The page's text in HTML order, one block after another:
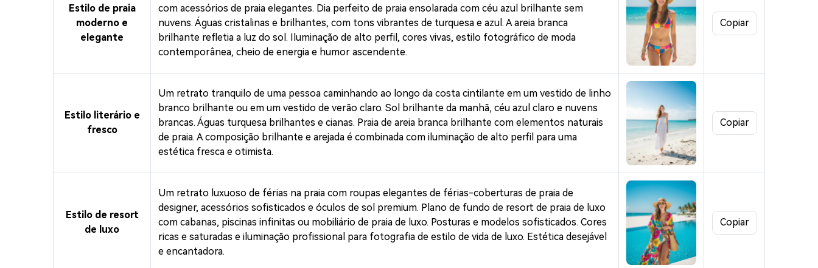
Estilo de praia
moderno e
elegante
com acessórios de praia elegantes. Dia perfeito de praia ensolarada com céu azul brilhante sem
nuvens. Águas cristalinas e brilhantes, com tons vibrantes de turquesa e azul. A areia branca
brilhante refletia a luz do sol. Iluminação de alto perfil, cores vivas, estilo fotográfico de moda
contemporânea, cheio de energia e humor ascendente.
Copiar
Estilo literário e
fresco
Um retrato tranquilo de uma pessoa caminhando ao longo da costa cintilante em um vestido de linho
branco brilhante ou em um vestido de verão claro. Sol brilhante da manhã, céu azul claro e nuvens
brancas. Águas turquesa brilhantes e cianas. Praia de areia branca brilhante com elementos naturais
de praia. A composição brilhante e arejada é combinada com iluminação de alto perfil para uma
estética fresca e otimista.
Copiar
Estilo de resort
de luxo
Um retrato luxuoso de férias na praia com roupas elegantes de férias-coberturas de praia de
designer, acessórios sofisticados e óculos de sol premium. Plano de fundo de resort de praia de luxo
com cabanas, piscinas infinitas ou mobiliário de praia de luxo. Posturas e modelos sofisticados. Cores
ricas e saturadas e iluminação profissional para fotografia de estilo de vida de luxo. Estética desejável
e encantadora.
Copiar
Comece Grátis →